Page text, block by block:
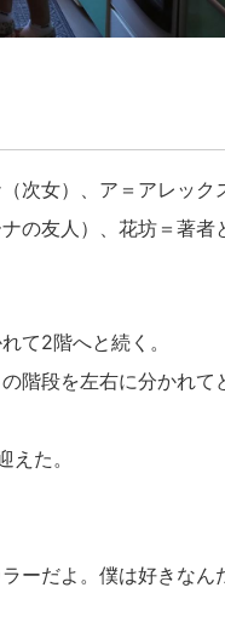
次女）、ア＝アレック
の友人）、花坊＝著者
て2階へと続く。
階段を左右に分かれて
た。
ーだよ。僕は好きなん